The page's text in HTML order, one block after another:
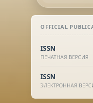
OFFICIAL
ISSN
ПЕЧАТНАЯ ВЕРСИЯ
ISSN
ЭЛЕКТРОННАЯ